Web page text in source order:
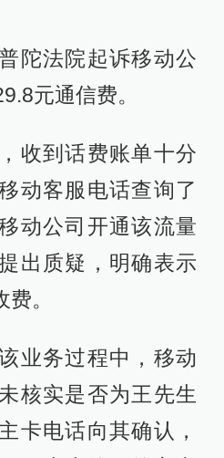
陀法院起诉移动公
元通信费。
收到话费账单十分
动客服电话查询了
动公司开通该流量
出质疑，明确表示
。
业务过程中，移动
核实是否为王先生
卡电话向其确认，